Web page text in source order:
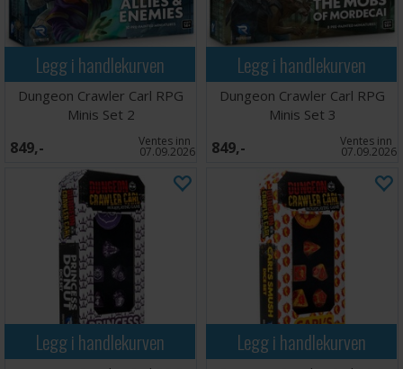
Legg i handlekurven
Dungeon Crawler Carl RPG
Minis Set 2
849,- Ventes inn
07.09.2026
Legg i handlekurven
Dungeon Crawler Carl RPG
Minis Set 3
849,- Ventes inn
07.09.2026
Legg i handlekurven Legg i handlekurven